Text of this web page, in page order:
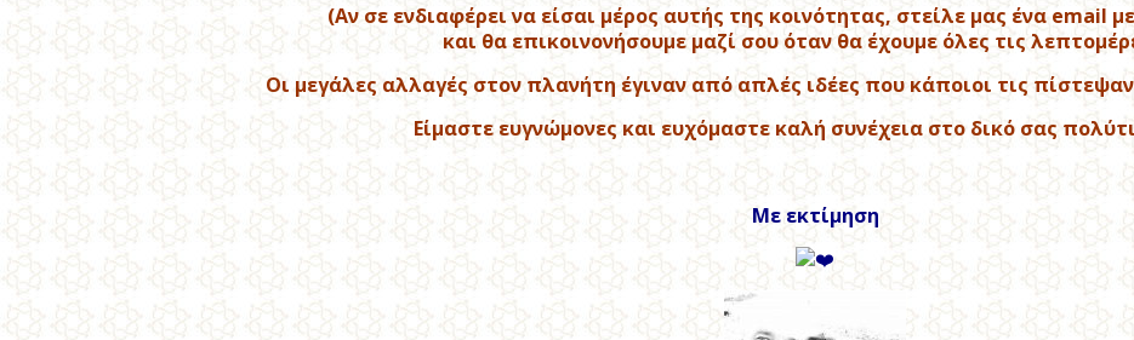
(Αν σε ενδιαφέρει να είσαι μέρος αυτής της κοινότητας, στείλε μας ένα email
και θα επικοινονήσουμε μαζί σου όταν θα έχουμε όλες τις
Οι μεγάλες αλλαγές στον πλανήτη έγιναν από απλές ιδέες που κάποιοι τις
Είμαστε ευγνώμονες και ευχόμαστε καλή συνέχεια στο δικό σας
Με εκτίμηση